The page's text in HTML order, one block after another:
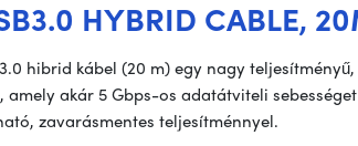
HYBRID CABLE,
3.0 hibrid kábel (20 m) egy nagy
amely akár 5 Gbps-os adatátviteli
zavarásmentes teljesítménnyel.